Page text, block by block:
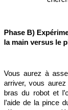
Phase B)
la main versus le
Vous aurez à
arriver, vous
bras du robot et
l’aide de la pince